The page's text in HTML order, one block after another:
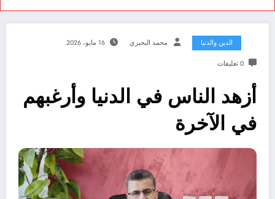
الدين والدنيا محمد البحيري 16 مايو، 2026
0 تعليقات
أزهد الناس في الدنيا وأرغبهم
في الآخرة